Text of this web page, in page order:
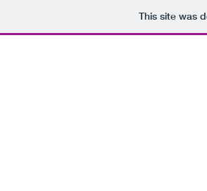
This site was